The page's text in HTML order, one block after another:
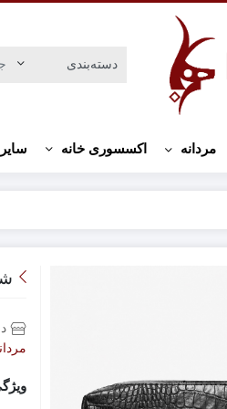
مردانه اکسسوری خانه